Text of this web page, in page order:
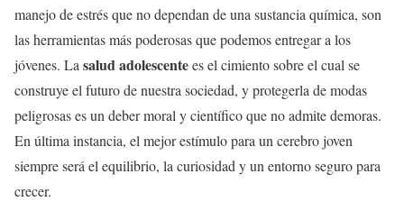
manejo de estrés que no dependan de una sustancia química, son
las herramientas más poderosas que podemos entregar a los
jóvenes. Lasalud adolescentees el cimiento sobre el cual se
construye el futuro de nuestra sociedad, y protegerla de modas
peligrosas es un deber moral y científico que no admite demoras.
En última instancia, el mejor estímulo para un cerebro joven
siempre será el equilibrio, la curiosidad y un entorno seguro para
crecer.